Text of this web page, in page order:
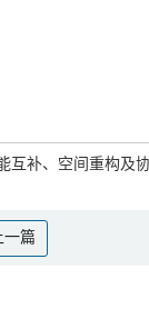
互补、空间重构及
一篇